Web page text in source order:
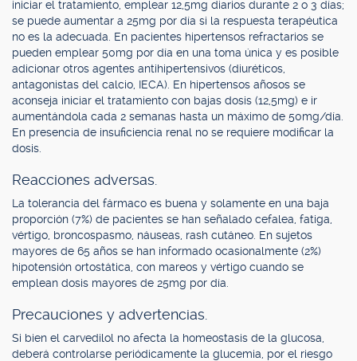
iniciar el tratamiento, emplear 12,5mg diarios durante 2 o 3 días;
se puede aumentar a 25mg por día si la respuesta terapéutica
no es la adecuada. En pacientes hipertensos refractarios se
pueden emplear 50mg por día en una toma única y es posible
adicionar otros agentes antihipertensivos (diuréticos,
antagonistas del calcio, IECA). En hipertensos añosos se
aconseja iniciar el tratamiento con bajas dosis (12,5mg) e ir
aumentándola cada 2 semanas hasta un máximo de 50mg/día.
En presencia de insuficiencia renal no se requiere modificar la
dosis.
Reacciones adversas.
La tolerancia del fármaco es buena y solamente en una baja
proporción (7%) de pacientes se han señalado cefalea, fatiga,
vértigo, broncospasmo, náuseas, rash cutáneo. En sujetos
mayores de 65 años se han informado ocasionalmente (2%)
hipotensión ortostática, con mareos y vértigo cuando se
emplean dosis mayores de 25mg por día.
Precauciones y advertencias.
Si bien el carvedilol no afecta la homeostasis de la glucosa,
deberá controlarse periódicamente la glucemia, por el riesgo